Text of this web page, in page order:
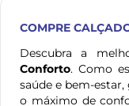
COMPRE
Descubra a
Conforto. Como
saúde e bem-
o máximo de